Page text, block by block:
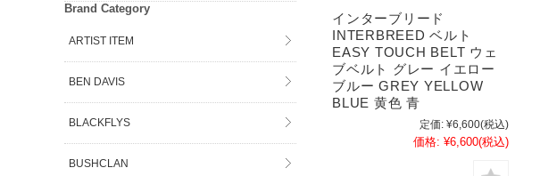
インターブリード
INTERBREED ベルト
EASY TOUCH BELT ウェ
ブベルト グレー イエロー
ブルー GREY YELLOW
BLUE 黄色 青
定価: ¥6,600(税込)
価格: ¥6,600(税込)
Brand Category
ARTIST ITEM
BEN DAVIS
BLACKFLYS
BUSHCLAN